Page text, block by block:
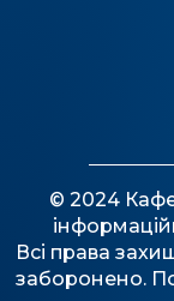
© 2024
Всі права
заборонено.